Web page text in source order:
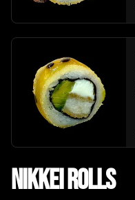
Nikkei Rolls